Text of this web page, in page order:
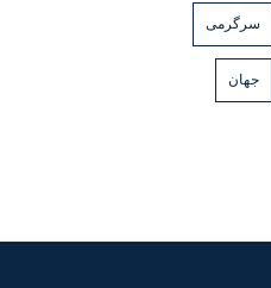
سرگرمی
جهان